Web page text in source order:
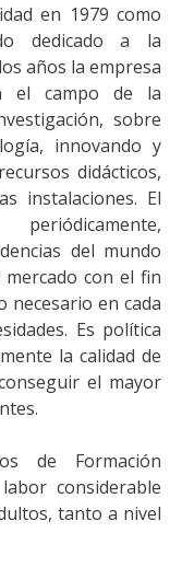
en 1979 como
dedicado a la
años la empresa
el campo de la
sobre
innovando y
didácticos,
instalaciones. El
del mundo
con el fin
en cada
Es política
la calidad de
el mayor
de Formación
labor considerable
tanto a nivel